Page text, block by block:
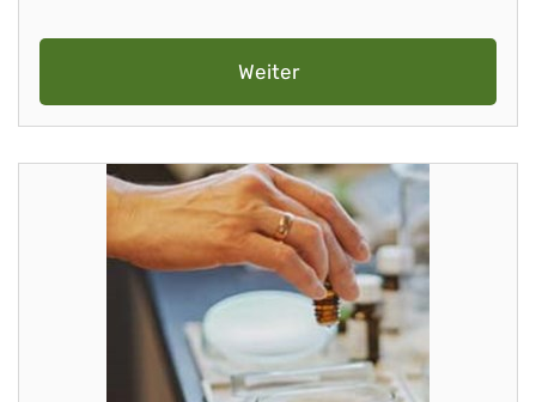
Weiter